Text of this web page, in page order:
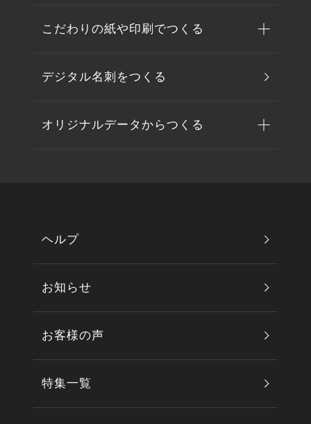
こだわりの紙や印刷でつくる
デジタル名刺をつくる
オリジナルデータからつくる
ヘルプ
お知らせ
お客様の声
特集一覧